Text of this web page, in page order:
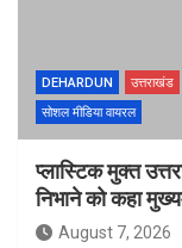
DEHARDUN उत्तराखंड
सोशल मीडिया वायरल
प्लास्टिक मुक्त
निभाने को कहा
August 7, 2026